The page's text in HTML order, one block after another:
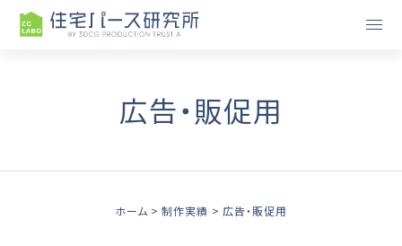
広告・販促用
ホーム 制作実績 広告・販促用